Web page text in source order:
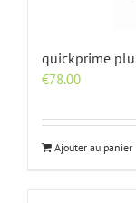
quickprime
€78.00
Ajouter au panier